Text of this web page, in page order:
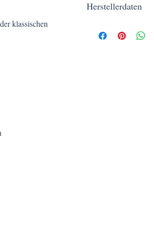
klassischen
Außerhalb der
Herstellerdaten
Kerstin Siegert